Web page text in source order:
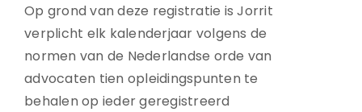
Op grond van deze registratie is Jorrit
verplicht elk kalenderjaar volgens de
normen van de Nederlandse orde van
advocaten tien opleidingspunten te
behalen op ieder geregistreerd